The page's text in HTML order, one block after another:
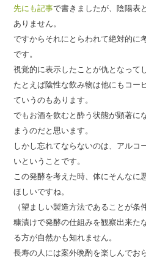
先にも記事で書きましたが、陰陽表
ありません。
ですからそれにとらわれて絶対的に
です。
視覚的に表示したことが仇となって
たとえば陰性な飲み物は他にもコー
ていうのもあります。
でもお酒を飲むと酔う状態が顕著に
まうのだと思います。
しかし忘れてならないのは、アルコ
いということです。
この発酵を考えた時、体にそんなに
ほしいですね。
（望ましい製造方法であることが条
糠漬けで発酵の仕組みを観察出来た
る方が自然かも知れません。
長寿の人には案外晩酌を楽しんでお